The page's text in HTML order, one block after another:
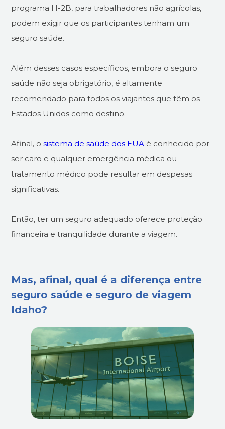
programa H-2B, para trabalhadores não agrícolas,
podem exigir que os participantes tenham um
seguro saúde.
Além desses casos específicos, embora o seguro
saúde não seja obrigatório, é altamente
recomendado para todos os viajantes que têm os
Estados Unidos como destino.
Afinal, osistema de saúde dos EUA é conhecido por
ser caro e qualquer emergência médica ou
tratamento médico pode resultar em despesas
significativas.
Então, ter um seguro adequado oferece proteção
financeira e tranquilidade durante a viagem.
Mas, afinal, qual é a diferença entre
seguro saúde e seguro de viagem
Idaho?